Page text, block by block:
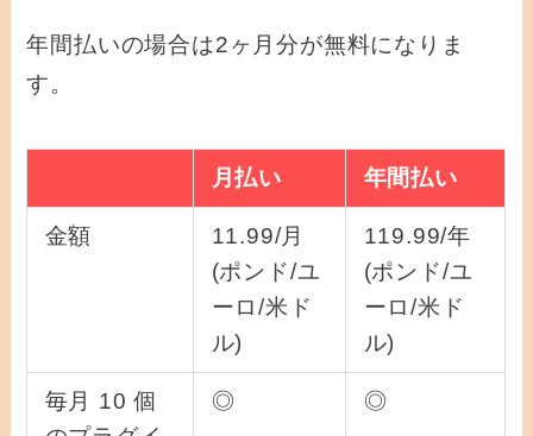
年間払いの場合は2ヶ月分が無料になりま
す。
月払い 年間払い
金額
11.99/月
(ポンド/ユ
ーロ/米ド
ル)
119.99/年
(ポンド/ユ
ーロ/米ド
ル)
毎月 10 個
◎ ◎